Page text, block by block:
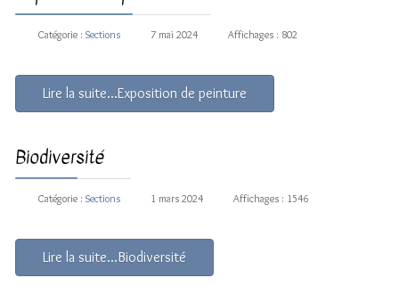
Catégorie : Sections 7 mai 2024 Affichages : 802
Lire la suite...Exposition de peinture
Biodiversité
Catégorie : Sections 1 mars 2024 Affichages : 1546
Lire la suite...Biodiversité